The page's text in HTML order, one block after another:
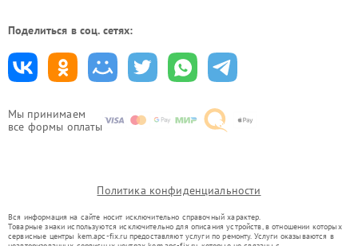
Мы принимаем
все формы оплаты
Поделиться в соц. сетях:
Политика конфиденциальности
Вся информация на сайте носит исключительно справочный характер.
Товарные знаки используются исключительно для описания устройств, в отношении которых
сервисные центры kem.apc-fix.ru предоставляют услуги по ремонту. Услуги оказываются в